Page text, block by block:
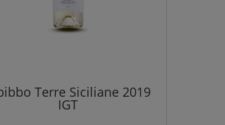
Terre Siciliane 2019
IGT